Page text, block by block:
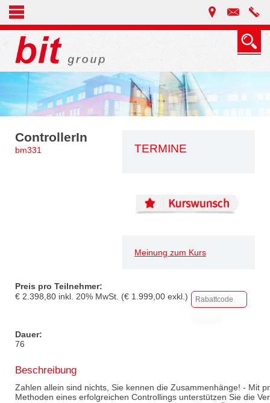
TERMINE
Meinung zum Kurs
ControllerIn
bm331
Preis pro Teilnehmer:
€ 2.398,80 inkl. 20% MwSt. (€ 1.999,00 exkl.)
Dauer:
76
Beschreibung
Zahlen allein sind nichts, Sie kennen die Zusammenhänge! - Mit
Methoden eines erfolgreichen Controllings unterstützen Sie die